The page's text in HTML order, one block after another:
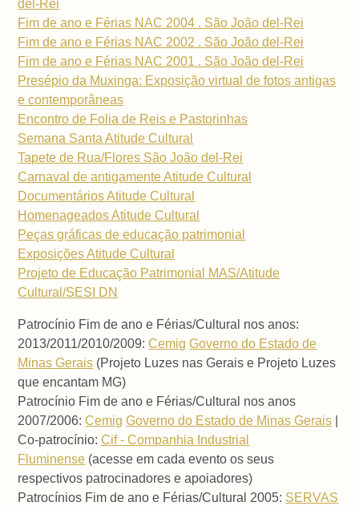
del-Rei
Fim de ano e Férias NAC 2004 . São João del-Rei
Fim de ano e Férias NAC 2002 . São João del-Rei
Fim de ano e Férias NAC 2001 . São João del-Rei
Presépio da Muxinga: Exposição virtual de fotos antigas
e contemporâneas
Encontro de Folia de Reis e Pastorinhas
Semana Santa Atitude Cultural
Tapete de Rua/Flores São João del-Rei
Carnaval de antigamente Atitude Cultural
Documentários Atitude Cultural
Homenageados Atitude Cultural
Peças gráficas de educação patrimonial
Exposições Atitude Cultural
Projeto de Educação Patrimonial MAS/Atitude
Cultural/SESI DN
Patrocínio Fim de ano e Férias/Cultural nos anos:
2013/2011/2010/2009:Cemig Governo do Estado de
Minas Gerais (Projeto Luzes nas Gerais e Projeto Luzes
que encantam MG)
Patrocínio Fim de ano e Férias/Cultural nos anos
2007/2006:Cemig Governo do Estado de Minas Gerais
Co-patrocínio:Cif - Companhia Industrial
Fluminense (acesse em cada evento os seus
respectivos patrocinadores e apoiadores)
Patrocínios Fim de ano e Férias/Cultural 2005: SERVAS